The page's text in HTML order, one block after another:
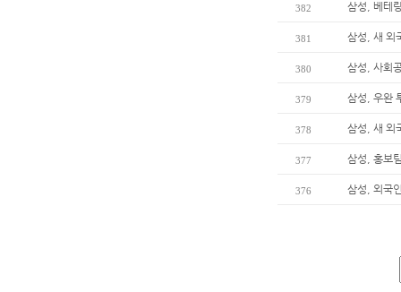
382 삼성, 베테
381 삼성, 새 외
380 삼성, 사회
379 삼성, 우완
378 삼성, 새 외
377 삼성, 홍보
376 삼성, 외국